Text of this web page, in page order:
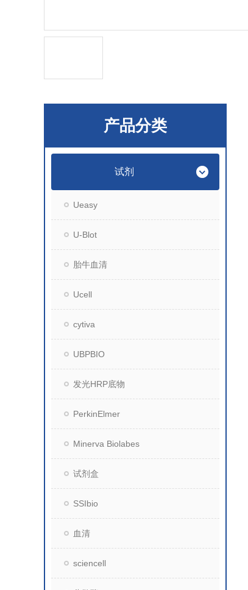
产品分类
试剂
Ueasy
U-Blot
胎牛血清
Ucell
cytiva
UBPBIO
发光HRP底物
PerkinElmer
Minerva Biolabes
试剂盒
SSIbio
血清
sciencell